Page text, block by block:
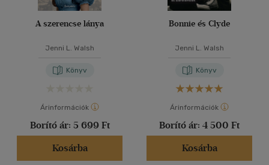
A szerencse lánya
Jenni L. Walsh
Könyv
Árinformációk
Borító ár: 5 699 Ft
Kosárba
Bonnie és Clyde
Jenni L. Walsh
Könyv
Árinformációk
Borító ár: 4 500 Ft
Kosárba